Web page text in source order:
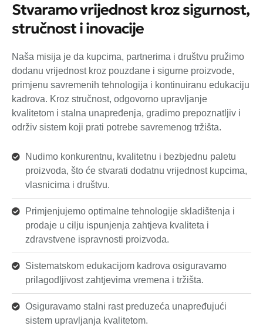
Stvaramo vrijednost kroz sigurnost,
stručnost i inovacije
Naša misija je da kupcima, partnerima i društvu pružimo
dodanu vrijednost kroz pouzdane i sigurne proizvode,
primjenu savremenih tehnologija i kontinuiranu edukaciju
kadrova. Kroz stručnost, odgovorno upravljanje
kvalitetom i stalna unapređenja, gradimo prepoznatljiv i
održiv sistem koji prati potrebe savremenog tržišta.
Nudimo konkurentnu, kvalitetnu i bezbjednu paletu
proizvoda, što će stvarati dodatnu vrijednost kupcima,
vlasnicima i društvu.
Primjenjujemo optimalne tehnologije skladištenja i
prodaje u cilju ispunjenja zahtjeva kvaliteta i
zdravstvene ispravnosti proizvoda.
Sistematskom edukacijom kadrova osiguravamo
prilagodljivost zahtjevima vremena i tržišta.
Osiguravamo stalni rast preduzeća unapređujući
sistem upravljanja kvalitetom.